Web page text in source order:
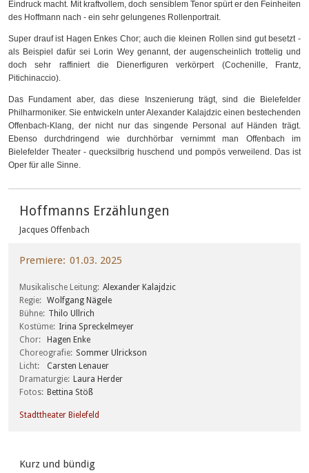
Eindruck macht. Mit kraftvollem, doch sensiblem Tenor spürt er den Feinheiten
des Hoffmann nach - ein sehr gelungenes Rollenportrait.
Super drauf ist Hagen Enkes Chor; auch die kleinen Rollen sind gut besetzt -
als Beispiel dafür sei Lorin Wey genannt, der augenscheinlich trottelig und
doch sehr raffiniert die Dienerfiguren verkörpert (Cochenille, Frantz,
Pitichinaccio).
Das Fundament aber, das diese Inszenierung trägt, sind die Bielefelder
Philharmoniker. Sie entwickeln unter Alexander Kalajdzic einen bestechenden
Offenbach-Klang, der nicht nur das singende Personal auf Händen trägt.
Ebenso durchdringend wie durchhörbar vernimmt man Offenbach im
Bielefelder Theater - quecksilbrig huschend und pompös verweilend. Das ist
Oper für alle Sinne.
Hoffmanns Erzählungen
Jacques Offenbach
Premiere 01.03. 2025
Musikalische Leitung Alexander Kalajdzic
Regie
Wolfgang Nägele
Bühne
Thilo Ullrich
Kostüme
Irina Spreckelmeyer
Chor
Hagen Enke
Choreografie
Sommer Ulrickson
Licht
Carsten Lenauer
Dramaturgie Laura Herder
Fotos Bettina Stöß
Stadttheater Bielefeld
Kurz und bündig